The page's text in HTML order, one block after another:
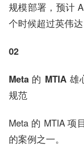
规模部署，预计
个时候超过英伟达
02
Meta 的 MTIA
规范
Meta 的 MTIA 项
的案例之一。